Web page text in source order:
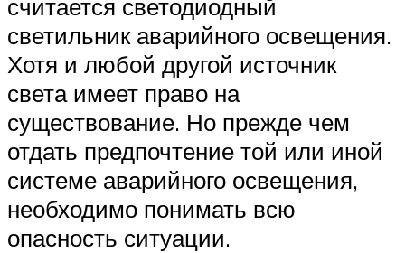
считается светодиодный
светильник аварийного освещения.
Хотя и любой другой источник
света имеет право на
существование. Но прежде чем
отдать предпочтение той или иной
системе аварийного освещения,
необходимо понимать всю
опасность ситуации.